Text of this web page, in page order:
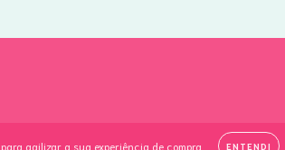
para agilizar a sua experiência de compra. ENTENDI